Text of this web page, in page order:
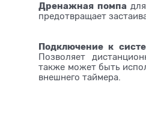
Дренажная помпа
предотвращает
Подключение к
Позволяет
также может быть
внешнего таймера.